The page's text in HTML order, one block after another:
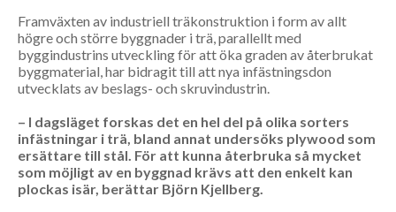
Framväxten av industriell träkonstruktion i form av allt
högre och större byggnader i trä, parallellt med
byggindustrins utveckling för att öka graden av återbrukat
byggmaterial, har bidragit till att nya infästningsdon
utvecklats av beslags- och skruvindustrin.
– I dagsläget forskas det en hel del på olika sorters
infästningar i trä, bland annat undersöks plywood som
ersättare till stål. För att kunna återbruka så mycket
som möjligt av en byggnad krävs att den enkelt kan
plockas isär, berättar Björn Kjellberg.